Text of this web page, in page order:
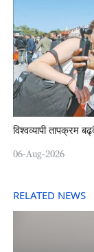
विश्वव्यापी तापक्रम
06-Aug-2026
RELATED NEWS